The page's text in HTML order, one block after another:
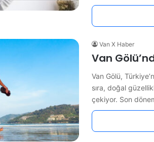
Van X Haber
Van
Van Gölü,
sıra, doğal
çekiyor. Son